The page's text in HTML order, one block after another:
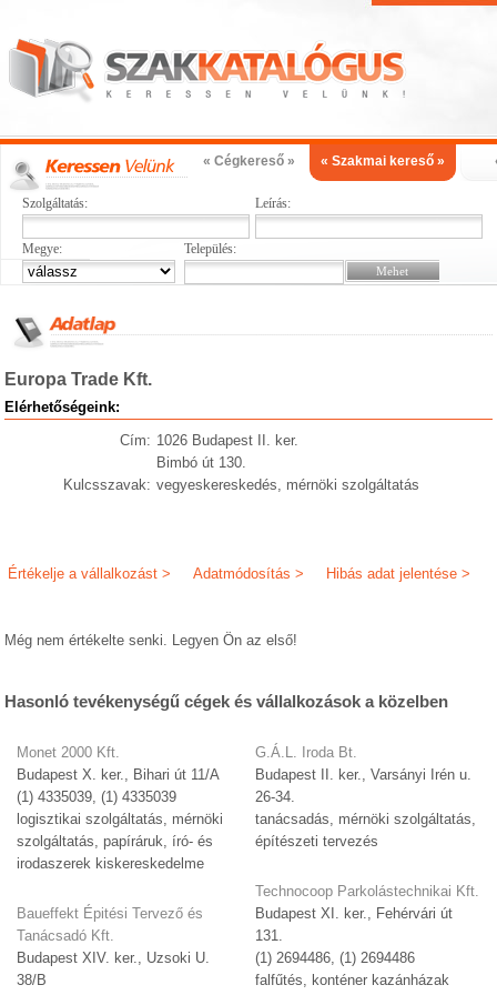
« Cégkereső » « Szakmai kereső »
Szolgáltatás: Leírás:
Megye: Település:
Europa Trade Kft.
Elérhetőségeink:
Cím: 1026 Budapest II. ker.
Bimbó út 130.
Kulcsszavak: vegyeskereskedés, mérnöki szolgáltatás
Hibás adat jelentése >
Adatmódosítás >
Értékelje a vállalkozást >
Még nem értékelte senki. Legyen Ön az első!
Hasonló tevékenységű cégek és vállalkozások a közelben
Monet 2000 Kft.
Budapest X. ker., Bihari út 11/A
(1) 4335039, (1) 4335039
logisztikai szolgáltatás, mérnöki
szolgáltatás, papíráruk, író- és
irodaszerek kiskereskedelme
Baueffekt Épitési Tervező és
Tanácsadó Kft.
Budapest XIV. ker., Uzsoki U.
38/B
G.Á.L. Iroda Bt.
Budapest II. ker., Varsányi Irén u.
26-34.
tanácsadás, mérnöki szolgáltatás,
építészeti tervezés
Technocoop Parkolástechnikai Kft.
Budapest XI. ker., Fehérvári út
131.
(1) 2694486, (1) 2694486
falfűtés, konténer kazánházak